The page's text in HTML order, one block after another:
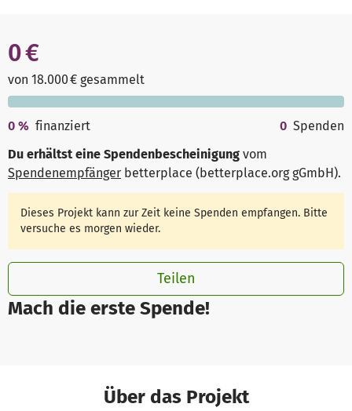
Mach die erste Spende!
0 €
von 18.000 € gesammelt
0 % finanziert 0 Spenden
Du erhältst eine Spendenbescheinigung vom
Spendenempfänger betterplace (betterplace.org gGmbH).
Dieses Projekt kann zur Zeit keine Spenden empfangen. Bitte
versuche es morgen wieder.
Teilen
Über das Projekt